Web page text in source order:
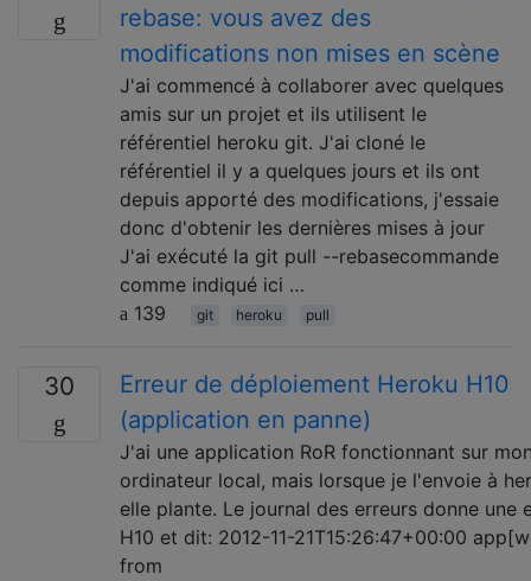
rebase: vous avez des
modifications non mises en scène
J'ai commencé à collaborer avec quelques
amis sur un projet et ils utilisent le
référentiel heroku git. J'ai cloné le
référentiel il y a quelques jours et ils ont
depuis apporté des modifications, j'essaie
donc d'obtenir les dernières mises à jour
J'ai exécuté la git pull --rebasecommande
comme indiqué ici …
139
git heroku pull
30
Erreur de déploiement Heroku H10
(application en panne)
J'ai une application RoR fonctionnant sur
ordinateur local, mais lorsque je l'envoie à
elle plante. Le journal des erreurs donne une
H10 et dit: 2012-11-21T15:26:47+00:00
from